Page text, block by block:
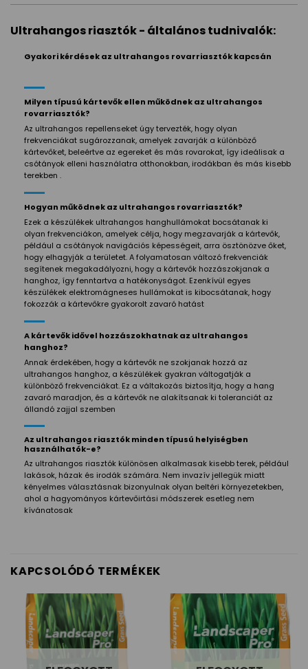
Ultrahangos riasztók - általános tudnivalók:
Gyakori kérdések az ultrahangos rovarriasztók kapcsán
Milyen típusú kártevők ellen működnek az ultrahangos
rovarriasztók?
Az ultrahangos repellenseket úgy tervezték, hogy olyan
frekvenciákat sugározzanak, amelyek zavarják a különböző
kártevőket, beleértve az egereket és más rovarokat, így ideálisak a
csótányok elleni használatra otthonokban, irodákban és más kisebb
terekben .
Hogyan működnek az ultrahangos rovarriasztók?
Ezek a készülékek ultrahangos hanghullámokat bocsátanak ki
olyan frekvenciákon, amelyek célja, hogy megzavarják a kártevők,
például a csótányok navigációs képességeit, arra ösztönözve őket,
hogy elhagyják a területet. A folyamatosan változó frekvenciák
segítenek megakadályozni, hogy a kártevők hozzászokjanak a
hanghoz, így fenntartva a hatékonyságot. Ezenkívül egyes
készülékek elektromágneses hullámokat is kibocsátanak, hogy
fokozzák a kártevőkre gyakorolt zavaró hatást
A kártevők idővel hozzászokhatnak az ultrahangos
hanghoz?
Annak érdekében, hogy a kártevők ne szokjanak hozzá az
ultrahangos hanghoz, a készülékek gyakran váltogatják a
különböző frekvenciákat. Ez a váltakozás biztosítja, hogy a hang
zavaró maradjon, és a kártevők ne alakítsanak ki toleranciát az
állandó zajjal szemben
Az ultrahangos riasztók minden típusú helyiségben
használhatók-e?
Az ultrahangos riasztók különösen alkalmasak kisebb terek, például
lakások, házak és irodák számára. Nem invazív jellegük miatt
kényelmes választásnak bizonyulnak olyan beltéri környezetekben,
ahol a hagyományos kártevőirtási módszerek esetleg nem
kívánatosak
KAPCSOLÓDÓ TERMÉKEK